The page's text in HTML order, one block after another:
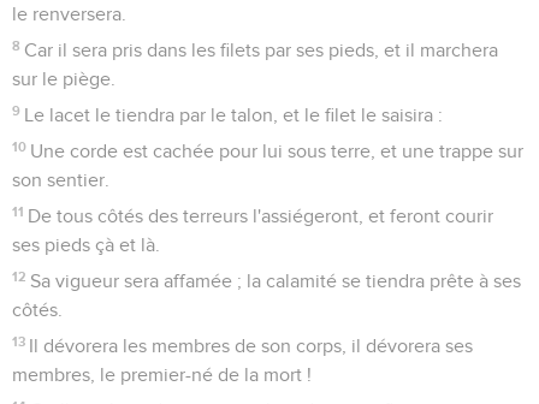
le renversera.
8 Car il sera pris dans les filets par ses pieds, et il marchera
sur le piège.
9 Le lacet le tiendra par le talon, et le filet le saisira :
10 Une corde est cachée pour lui sous terre, et une trappe sur
son sentier.
11 De tous côtés des terreurs l'assiégeront, et feront courir
ses pieds çà et là.
12 Sa vigueur sera affamée ; la calamité se tiendra prête à ses
côtés.
13 Il dévorera les membres de son corps, il dévorera ses
membres, le premier-né de la mort !